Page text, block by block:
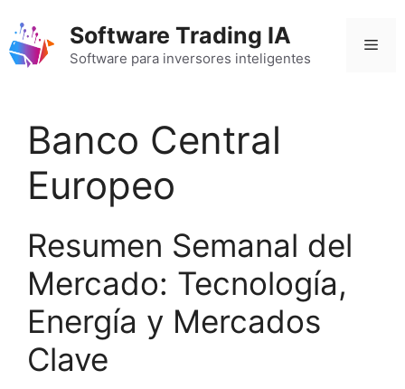
contenido
Software Trading IA
Software para inversores inteligentes
Banco Central
Europeo
Resumen Semanal del
Mercado: Tecnología,
Energía y Mercados
Clave